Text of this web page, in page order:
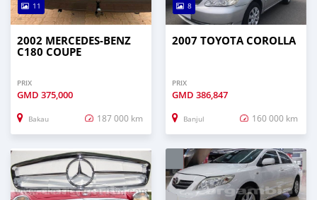
11
2002 MERCEDES-BENZ
C180 COUPE
PRIX
GMD 375,000
Bakau 187 000 km
8
2007 TOYOTA COROLLA
PRIX
GMD 386,847
Banjul 160 000 km